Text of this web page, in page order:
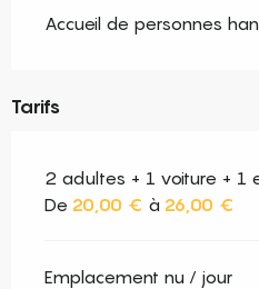
Accueil de personnes
Tarifs
2 adultes + 1 voiture + 1
De 20,00 € à 26,00 €
Emplacement nu / jour